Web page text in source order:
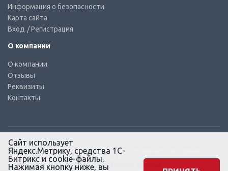
Информация о безопасности
Карта сайта
Вход / Регистрация
О компании
О компании
Отзывы
Реквизиты
Контакты
© КТС-Дизель – Комплектующие к топливным системам
Все права защищены, 2003 – 2025
Согласие на обработку персональных данных
Сайт использует
Яндекс.Метрику, средства 1С-
Битрикс и cookie-файлы.
Нажимая кнопку ниже, вы